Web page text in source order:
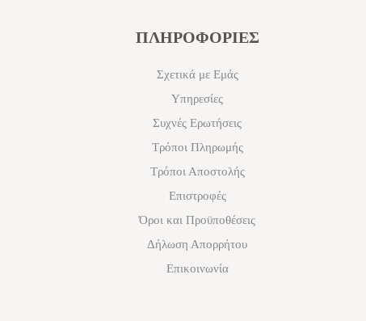
ΠΛΗΡΟΦΟΡΙΕΣ
Σχετικά με Εμάς
Υπηρεσίες
Συχνές Ερωτήσεις
Τρόποι Πληρωμής
Τρόποι Αποστολής
Επιστροφές
Όροι και Προϋποθέσεις
Δήλωση Απορρήτου
Επικοινωνία